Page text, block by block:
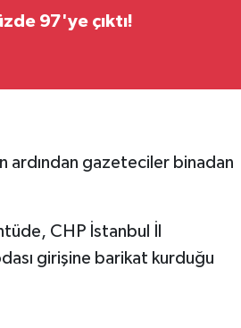
97'ye çıktı!
ardından gazeteciler binadan
CHP İstanbul İl
girişine barikat kurduğu